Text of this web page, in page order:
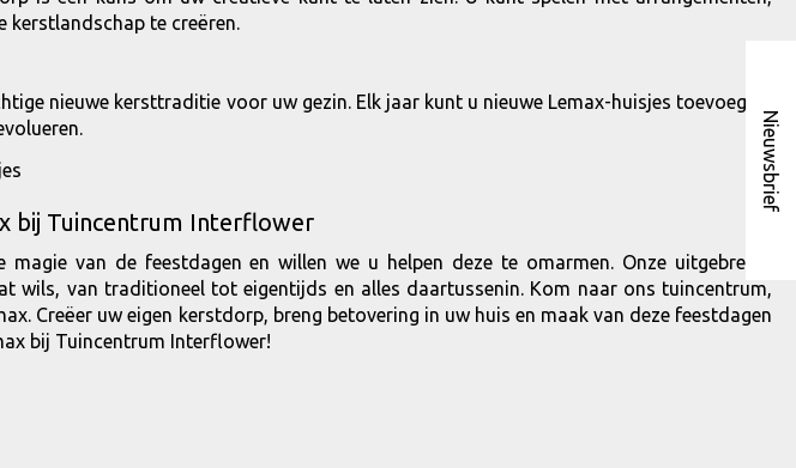
kerstlandschap te creëren.
nieuwe kersttraditie voor uw gezin. Elk jaar kunt u nieuwe Lemax-huisjes toevoegen,
bij Tuincentrum Interflower
van de feestdagen en willen we u helpen deze te omarmen. Onze uitgebreide
wils, van traditioneel tot eigentijds en alles daartussenin. Kom naar ons tuincentrum,
Creëer uw eigen kerstdorp, breng betovering in uw huis en maak van deze feestdagen
bij Tuincentrum Interflower!
Nieuwsbrief